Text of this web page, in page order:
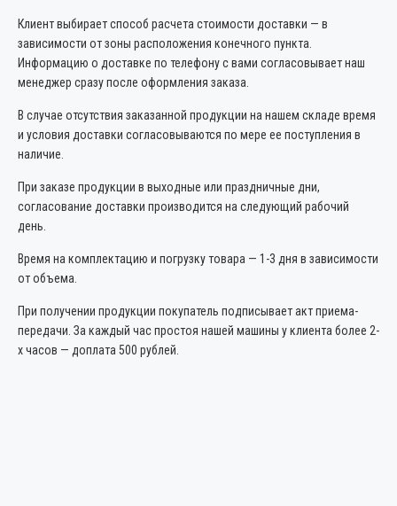
Клиент выбирает способ расчета стоимости доставки — в
зависимости от зоны расположения конечного пункта.
Информацию о доставке по телефону с вами согласовывает наш
менеджер сразу после оформления заказа.
В случае отсутствия заказанной продукции на нашем складе время
и условия доставки согласовываются по мере ее поступления в
наличие.
При заказе продукции в выходные или праздничные дни,
согласование доставки производится на следующий рабочий
день.
Время на комплектацию и погрузку товара — 1-3 дня в зависимости
от объема.
При получении продукции покупатель подписывает акт приема-
передачи. За каждый час простоя нашей машины у клиента более 2-
х часов — доплата 500 рублей.